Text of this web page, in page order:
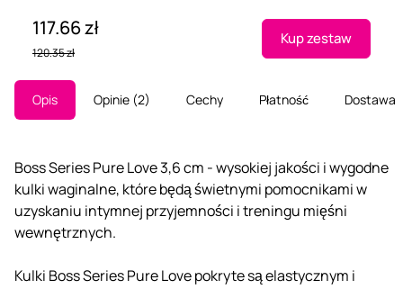
117.66 zł
120.35 zł
Kup zestaw
Opis Opinie 2 Cechy Płatność Dostawa
Boss Series Pure Love 3,6 cm - wysokiej jakości i wygodne
kulki waginalne, które będą świetnymi pomocnikami w
uzyskaniu intymnej przyjemności i treningu mięśni
wewnętrznych.
Kulki Boss Series Pure Love pokryte są elastycznym i